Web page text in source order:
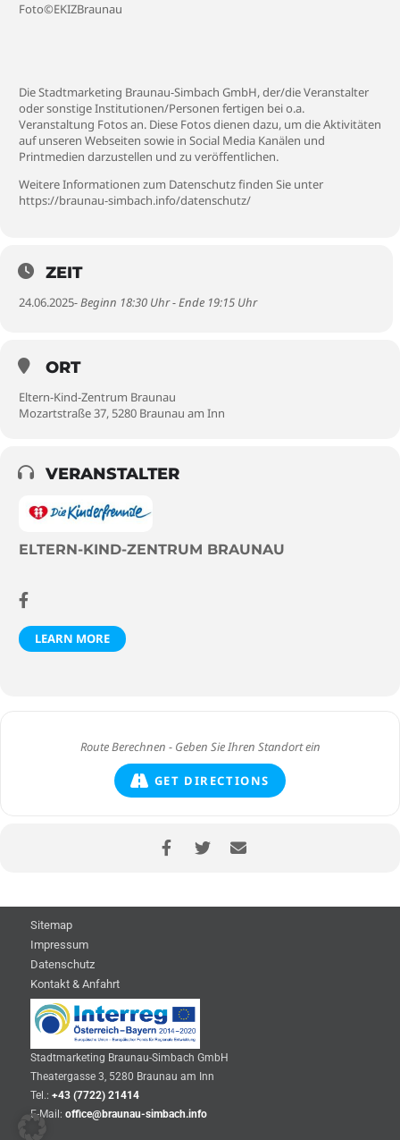
Foto©EKIZBraunau
Die Stadtmarketing Braunau-Simbach GmbH, der/die Veranstalter
oder sonstige Institutionen/Personen fertigen bei o.a.
Veranstaltung Fotos an. Diese Fotos dienen dazu, um die Aktivitäten
auf unseren Webseiten sowie in Social Media Kanälen und
Printmedien darzustellen und zu veröffentlichen.
Weitere Informationen zum Datenschutz finden Sie unter
https://braunau-simbach.info/datenschutz/
ZEIT
24.06.2025- Beginn 18:30 Uhr - Ende 19:15 Uhr
ORT
Eltern-Kind-Zentrum Braunau
Mozartstraße 37, 5280 Braunau am Inn
VERANSTALTER
ELTERN-KIND-ZENTRUM BRAUNAU
LEARN MORE
GET DIRECTIONS
Sitemap
Impressum
Datenschutz
Kontakt & Anfahrt
Stadtmarketing Braunau-Simbach GmbH
Theatergasse 3, 5280 Braunau am Inn
Tel.: +43 (7722) 21414
E-Mail: office@braunau-simbach.info